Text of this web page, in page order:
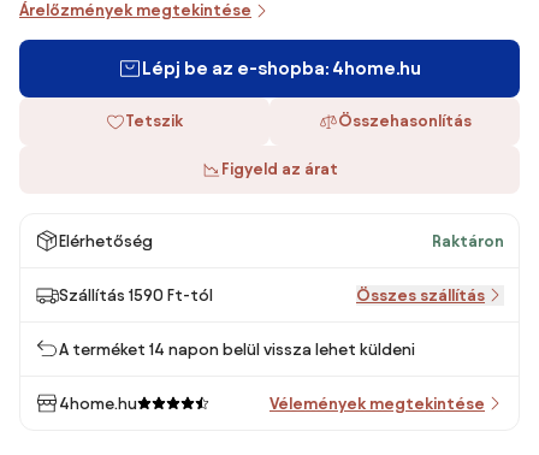
Árelőzmények megtekintése
Lépj be az e-shopba: 4home.hu
Tetszik Összehasonlítás
Figyeld az árat
Elérhetőség Raktáron
Szállítás 1590 Ft-tól Összes szállítás
A terméket 14 napon belül vissza lehet küldeni
4home.hu Vélemények megtekintése